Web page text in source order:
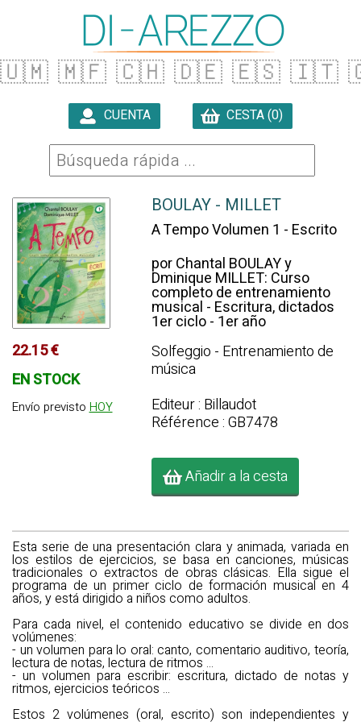
🇺🇲 🇲🇫 🇨🇭 🇩🇪 🇪🇸 🇮🇹
CUENTA CESTA (0)
22.15 €
EN STOCK
Envío previsto HOY
BOULAY - MILLET
A Tempo Volumen 1 - Escrito
por Chantal BOULAY y
Dminique MILLET: Curso
completo de entrenamiento
musical - Escritura, dictados
1er ciclo - 1er año
Solfeggio - Entrenamiento de
música
Editeur : Billaudot
Référence : GB7478
Añadir a la cesta
Esta serie de una presentación clara y animada, variada en
los estilos de ejercicios, se basa en canciones, músicas
tradicionales o extractos de obras clásicas. Ella sigue el
programa de un primer ciclo de formación musical en 4
años, y está dirigido a niños como adultos.
Para cada nivel, el contenido educativo se divide en dos
volúmenes:
- un volumen para lo oral: canto, comentario auditivo, teoría,
lectura de notas, lectura de ritmos ...
- un volumen para escribir: escritura, dictado de notas y
ritmos, ejercicios teóricos ...
Estos 2 volúmenes (oral, escrito) son independientes y